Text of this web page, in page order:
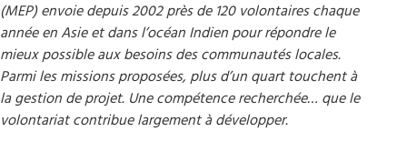
(MEP) envoie depuis 2002 près de 120 volontaires chaque
année en Asie et dans l’océan Indien pour répondre le
mieux possible aux besoins des communautés locales.
Parmi les missions proposées, plus d’un quart touchent à
la gestion de projet. Une compétence recherchée… que le
volontariat contribue largement à développer.